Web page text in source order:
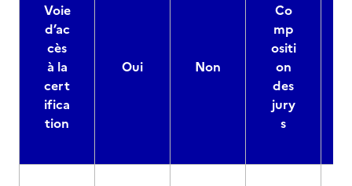
Voie
d’ac
cès
à la
cert
ifica
tion
Oui Non
Co
mp
ositi
on
des
jury
s